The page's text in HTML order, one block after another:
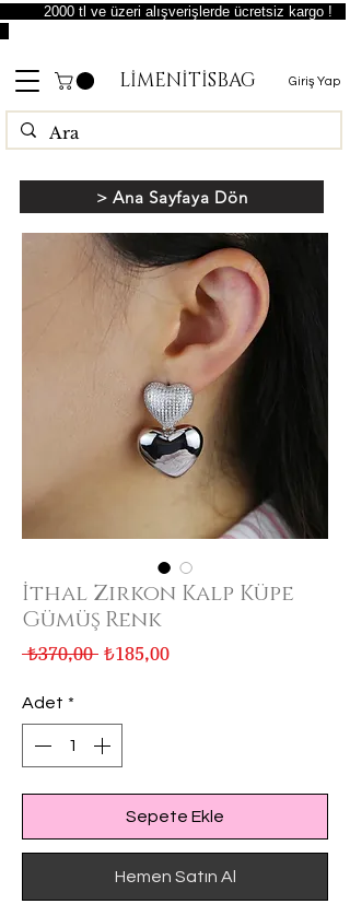
LİMENİTİSBAG Giriş Yap
2000 tl ve üzeri alışverişlerde ücretsiz kargo !
İthal Zirkon Kalp Küpe
Gümüş Renk
₺370,00 Normal
₺185,00İndirimli
Adet *
Sepete Ekle
Hemen Satın Al
> Ana Sayfaya Dön